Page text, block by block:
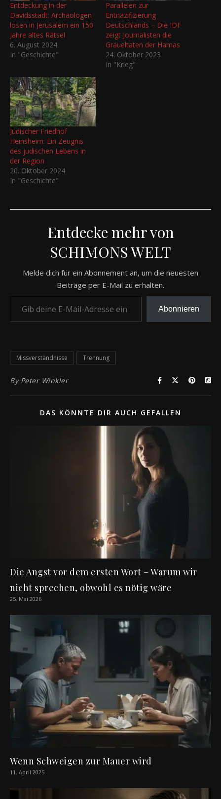
Entdeckung in der
Davidsstadt: Archäologen
lösen in Jerusalem ein 150
Jahre altes Rätsel
6. August 2024
In "Geschichte"
Parallelen zur
Entnazifizierung
Deutschlands – Die IDF
zeigt Journalisten die
Gräueltaten der Hamas
24. Oktober 2023
In "Krieg"
Jüdischer Friedhof
Heinsheim: Ein Zeugnis
des jüdischen Lebens in
der Region
20. Oktober 2024
In "Geschichte"
Entdecke mehr von
SCHIMONS WELT
Melde dich für ein Abonnement an, um die neuesten
Beiträge per E-Mail zu erhalten.
Abonnieren
Missverständnisse Trennung
By Peter Winkler
DAS KÖNNTE DIR AUCH GEFALLEN
Die Angst vor dem ersten Wort – Warum wir
nicht sprechen, obwohl es nötig wäre
25. Mai 2026
Wenn Schweigen zur Mauer wird
11. April 2025